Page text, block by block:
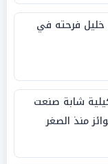
فرحته في
شابة صنعت
منذ الصغر